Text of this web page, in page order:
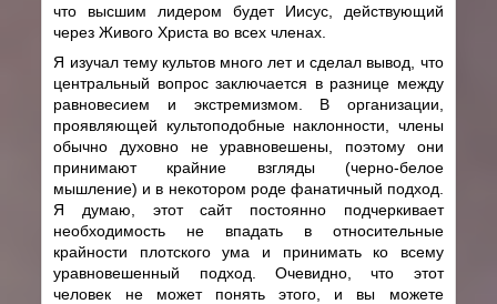
что высшим лидером будет Иисус, действующий
через Живого Христа во всех членах.
Я изучал тему культов много лет и сделал вывод, что
центральный вопрос заключается в разнице между
равновесием и экстремизмом. В организации,
проявляющей культоподобные наклонности, члены
обычно духовно не уравновешены, поэтому они
принимают крайние взгляды (черно-белое
мышление) и в некотором роде фанатичный подход.
Я думаю, этот сайт постоянно подчеркивает
необходимость не впадать в относительные
крайности плотского ума и принимать ко всему
уравновешенный подход. Очевидно, что этот
человек не может понять этого, и вы можете